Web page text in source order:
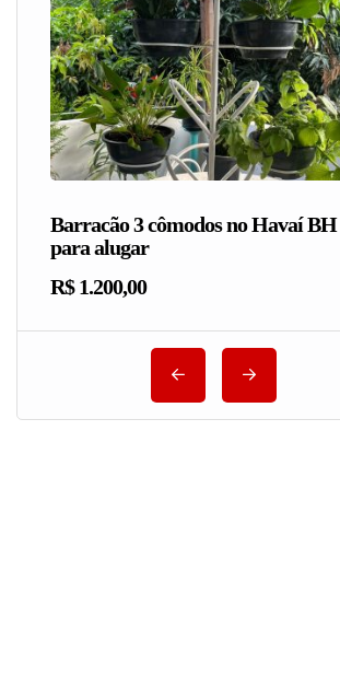
Barracão 3 cômodos no Havaí BH
para alugar
R$ 1.200,00